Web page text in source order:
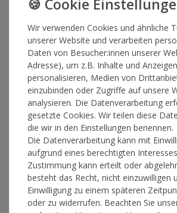
Wir verwenden Cookies und ähnliche
unserer Website und verarbeiten
Daten von Besucher:innen unserer
Adresse), um z.B. Inhalte und
personalisieren, Medien von
einzubinden oder Zugriffe auf unsere
analysieren. Die Datenverarbeitung
gesetzte Cookies. Wir teilen diese
die wir in den Einstellungen benennen.
Die Datenverarbeitung kann mit
aufgrund eines berechtigten
Zustimmung kann erteilt oder
besteht das Recht, nicht einzuwilligen
Einwilligung zu einem späteren
oder zu widerrufen. Beachten Sie